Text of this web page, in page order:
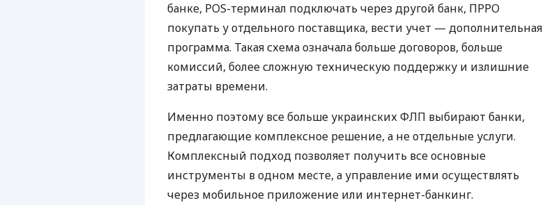
банке, POS-терминал подключать через другой банк, ПРРО
покупать у отдельного поставщика, вести учет — дополнительная
программа. Такая схема означала больше договоров, больше
комиссий, более сложную техническую поддержку и излишние
затраты времени.
Именно поэтому все больше украинских ФЛП выбирают банки,
предлагающие комплексное решение, а не отдельные услуги.
Комплексный подход позволяет получить все основные
инструменты в одном месте, а управление ими осуществлять
через мобильное приложение или интернет-банкинг.